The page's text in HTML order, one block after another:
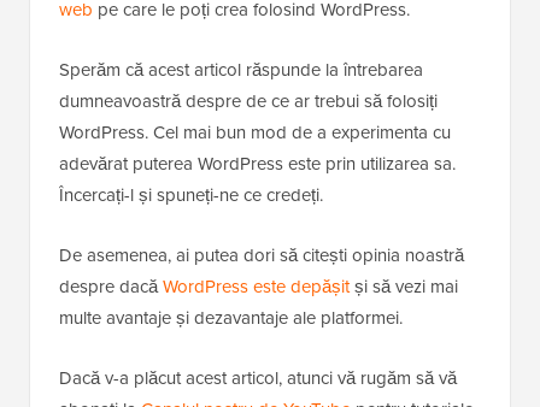
web pe care le poți crea folosind WordPress.
Sperăm că acest articol răspunde la întrebarea
dumneavoastră despre de ce ar trebui să folosiți
WordPress. Cel mai bun mod de a experimenta cu
adevărat puterea WordPress este prin utilizarea sa.
Încercați-l și spuneți-ne ce credeți.
De asemenea, ai putea dori să citești opinia noastră
despre dacăWordPress este depășitși să vezi mai
multe avantaje și dezavantaje ale platformei.
Dacă v-a plăcut acest articol, atunci vă rugăm să vă